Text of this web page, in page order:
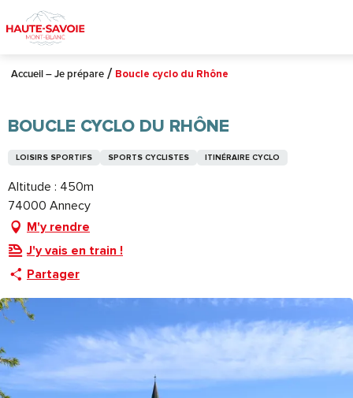
au
contenu
principal
Accueil – Je prépare Boucle cyclo du Rhône
BOUCLE CYCLO DU RHÔNE
LOISIRS SPORTIFS SPORTS CYCLISTES ITINÉRAIRE CYCLO
Altitude : 450m
74000 Annecy
M'y rendre
J'y vais en train !
Partager